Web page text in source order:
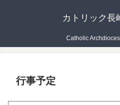
カトリック長
Catholic
行事予定